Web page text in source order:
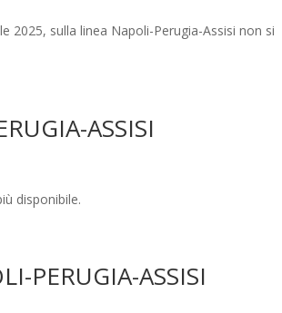
2025, sulla linea Napoli-Perugia-Assisi non si
ASSISI
disponibile.
PERUGIA-ASSISI